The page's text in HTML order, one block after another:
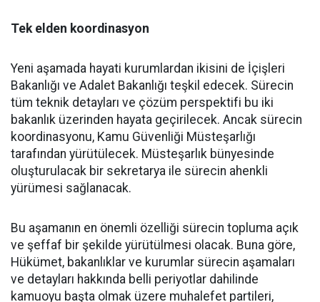
Tek elden koordinasyon
Yeni aşamada hayati kurumlardan ikisini de İçişleri
Bakanlığı ve Adalet Bakanlığı teşkil edecek. Sürecin
tüm teknik detayları ve çözüm perspektifi bu iki
bakanlık üzerinden hayata geçirilecek. Ancak sürecin
koordinasyonu, Kamu Güvenliği Müsteşarlığı
tarafından yürütülecek. Müsteşarlık bünyesinde
oluşturulacak bir sekretarya ile sürecin ahenkli
yürümesi sağlanacak.
Bu aşamanın en önemli özelliği sürecin topluma açık
ve şeffaf bir şekilde yürütülmesi olacak. Buna göre,
Hükümet, bakanlıklar ve kurumlar sürecin aşamaları
ve detayları hakkında belli periyotlar dahilinde
kamuoyu başta olmak üzere muhalefet partileri,